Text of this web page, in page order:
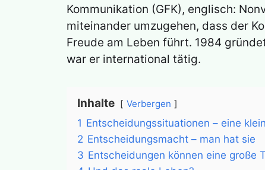
Kommunikation (GFK), englisch:
miteinander umzugehen, dass der
Freude am Leben führt. 1984
war er international tätig.
Inhalte Verbergen
1 Entscheidungssituationen – eine
2 Entscheidungsmacht – man hat sie
3 Entscheidungen können eine große